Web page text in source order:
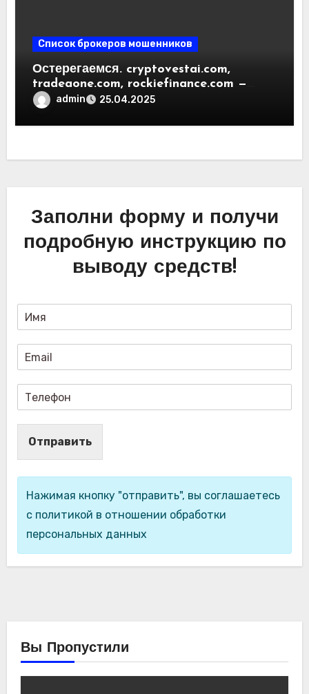
Список брокеров мошенников
Остерегаемся. cryptovestai.com,
tradeaone.com, rockiefinance.com —
обзор новых платформ для
admin 25.04.2025
Заполни форму и получи
подробную инструкцию по
выводу средств!
Отправить
Нажимая кнопку "отправить", вы соглашаетесь
с политикой в отношении обработки
персональных данных
Вы Пропустили